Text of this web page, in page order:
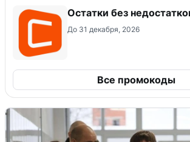
Остатки без
До 31 декабря, 2026
Все промокоды